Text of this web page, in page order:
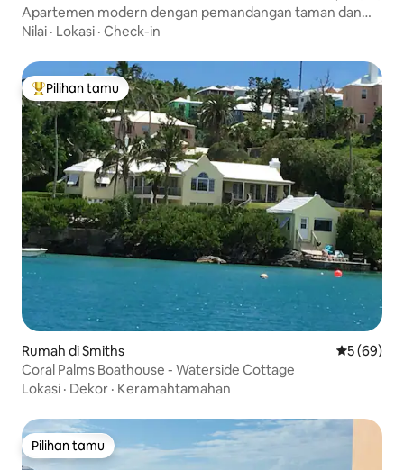
Apartemen modern dengan pemandangan taman dan
danau
Nilai · Lokasi · Check-in
Pilihan tamu terpopuler
Pilihan tamu
Rumah di Smiths Nilai rata-
5 (69)
Coral Palms Boathouse - Waterside Cottage
Lokasi · Dekor · Keramahtamahan
Pilihan tamu
Pilihan tamu